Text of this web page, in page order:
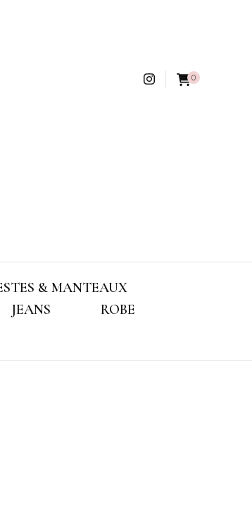
0
& MANTEAUX
JEANS
ROBE